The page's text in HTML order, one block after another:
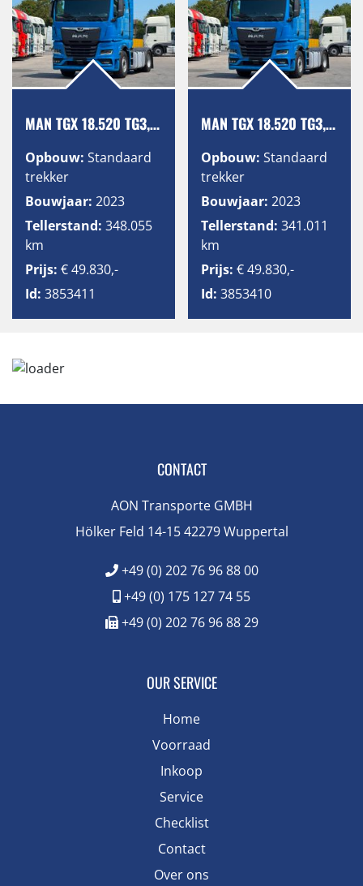
MAN TGX 18.520 TG3, GX, Retarder, 2 Tanks
Opbouw: Standaard
trekker
Bouwjaar: 2023
Tellerstand: 348.055
km
Prijs: € 49.830,-
Id: 3853411
MAN TGX 18.520 TG3, GX, Retarder, 2 Tanks
Opbouw: Standaard
trekker
Bouwjaar: 2023
Tellerstand: 341.011
km
Prijs: € 49.830,-
Id: 3853410
CONTACT
AON Transporte GMBH
Hölker Feld 14-15 42279 Wuppertal
+49 (0) 202 76 96 88 00
+49 (0) 175 127 74 55
+49 (0) 202 76 96 88 29
OUR SERVICE
Home
Voorraad
Inkoop
Service
Checklist
Contact
Over ons